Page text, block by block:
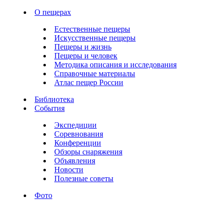
О пещерах
Естественные пещеры
Искусственные пещеры
Пещеры и жизнь
Пещеры и человек
Методика описания и исследования
Справочные материалы
Атлас пещер России
Библиотека
События
Экспедиции
Соревнования
Конференции
Обзоры снаряжения
Объявления
Новости
Полезные советы
Фото